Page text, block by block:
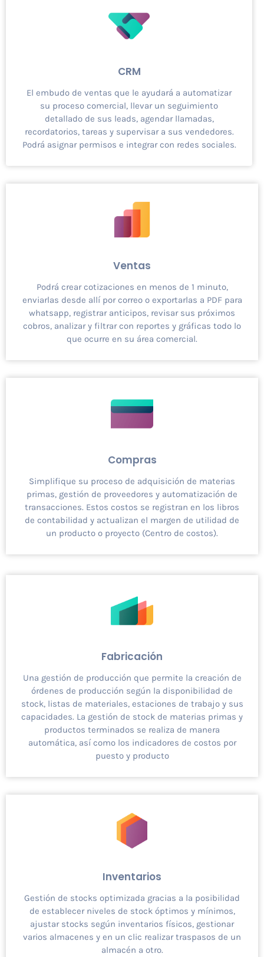
CRM
El embudo de ventas que le ayudará a automatizar
su proceso comercial, llevar un seguimiento
detallado de sus leads, agendar llamadas,
recordatorios, tareas y supervisar a sus vendedores.
Podrá asignar permisos e integrar con redes sociales.
Ventas
Podrá crear cotizaciones en menos de 1 minuto,
enviarlas desde allí por correo o exportarlas a PDF para
whatsapp, registrar anticipos, revisar sus próximos
cobros, analizar y filtrar con reportes y gráficas todo lo
que ocurre en su área comercial.
Compras
Simplifique su proceso de adquisición de materias
primas, gestión de proveedores y automatización de
transacciones. Estos costos se registran en los libros
de contabilidad y actualizan el margen de utilidad de
un producto o proyecto (Centro de costos).
Fabricación
Una gestión de producción que permite la creación de
órdenes de producción según la disponibilidad de
stock, listas de materiales, estaciones de trabajo y sus
capacidades. La gestión de stock de materias primas y
productos terminados se realiza de manera
automática, así como los indicadores de costos por
puesto y producto
Inventarios
Gestión de stocks optimizada gracias a la posibilidad
de establecer niveles de stock óptimos y mínimos,
ajustar stocks según inventarios físicos, gestionar
varios almacenes y en un clic realizar traspasos de un
almacén a otro.